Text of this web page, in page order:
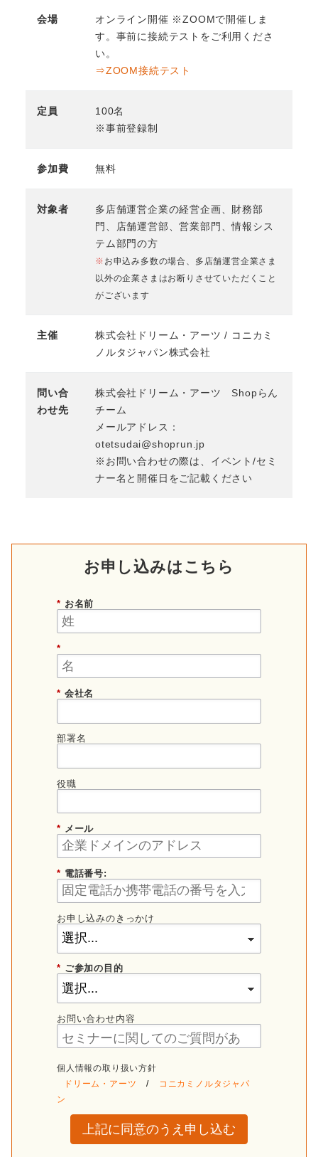
会場
オンライン開催 ※ZOOMで開催しま
す。事前に接続テストをご利用くださ
い。
⇒ZOOM接続テスト
定員
100名
※事前登録制
参加費 無料
対象者
多店舗運営企業の経営企画、財務部
門、店舗運営部、営業部門、情報シス
テム部門の方
※ お申込み多数の場合、多店舗運営企業さま
以外の企業さまはお断りさせていただくこと
がございます
主催
株式会社ドリーム・アーツ / コニカミ
ノルタジャパン株式会社
問い合
わせ先
株式会社ドリーム・アーツ Shopらん
チーム
メールアドレス：
otetsudai@shoprun.jp
※お問い合わせの際は、イベント/セミ
ナー名と開催日をご記載ください
お申し込みはこちら
* お名前
*
* 会社名
部署名
役職
* メール
* 電話番号:
お申し込みのきっかけ
* ご参加の目的
お問い合わせ内容
個人情報の取り扱い方針
ドリーム・アーツ
/
コニカミノルタジャパ
ン
上記に同意のうえ申し込む